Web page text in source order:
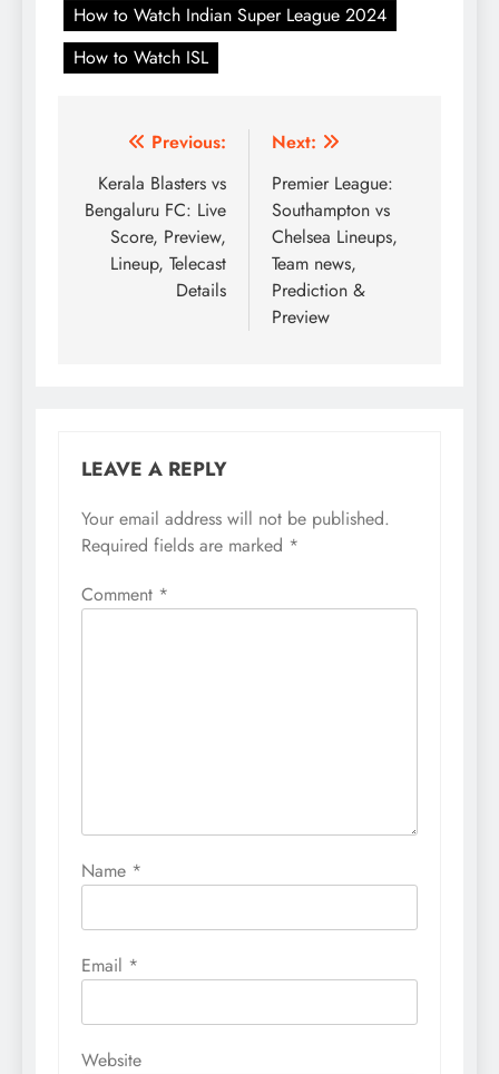
How to Watch Indian Super League 2024
How to Watch ISL
Post
navigation
Previous:
Kerala Blasters vs
Bengaluru FC: Live
Score, Preview,
Lineup, Telecast
Details
Next:
Premier League:
Southampton vs
Chelsea Lineups,
Team news,
Prediction &
Preview
LEAVE A REPLY
Your email address will not be published.
Required fields are marked *
Comment *
Name *
Email *
Website